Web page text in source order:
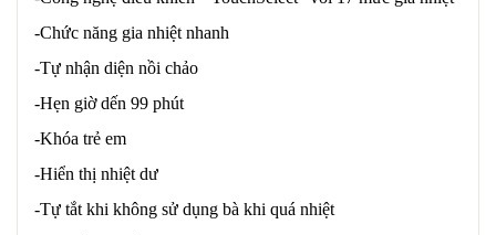
-Chức năng gia nhiệt nhanh
-Tự nhận diện nồi chảo
-Hẹn giờ dến 99 phút
-Khóa trẻ em
-Hiển thị nhiệt dư
-Tự tắt khi không sử dụng bà khi quá nhiệt